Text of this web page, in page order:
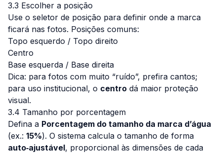
3.3 Escolher a posição
Use o seletor de posição para definir onde a marca
ficará nas fotos. Posições comuns:
Topo esquerdo / Topo direito
Centro
Base esquerda / Base direita
Dica: para fotos com muito “ruído”, prefira cantos;
para uso institucional, o centro dá maior proteção
visual.
3.4 Tamanho por porcentagem
Defina a Porcentagem do tamanho da marca d’água
(ex.: 15%). O sistema calcula o tamanho de forma
auto‑ajustável, proporcional às dimensões de cada